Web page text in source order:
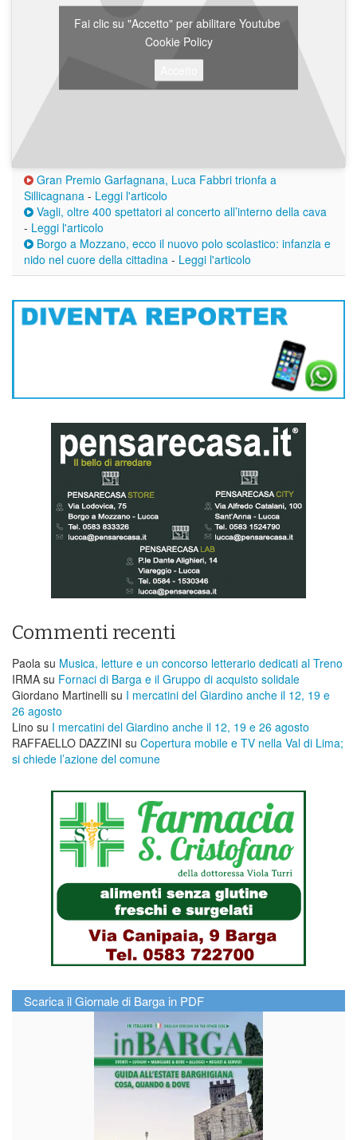
Fai clic su "Accetto" per abilitare Youtube
Cookie Policy
Gran Premio Garfagnana, Luca Fabbri trionfa a
Sillicagnana - Leggi l'articolo
Vagli, oltre 400 spettatori al concerto all’interno della cava
- Leggi l'articolo
Borgo a Mozzano, ecco il nuovo polo scolastico: infanzia e
nido nel cuore della cittadina - Leggi l'articolo
Commenti recenti
Paola su Musica, letture e un concorso letterario dedicati al Treno
IRMA su Fornaci di Barga e il Gruppo di acquisto solidale
Giordano Martinelli su I mercatini del Giardino anche il 12, 19 e
26 agosto
Lino su I mercatini del Giardino anche il 12, 19 e 26 agosto
RAFFAELLO DAZZINI su ​Copertura mobile e TV nella Val di Lima;
si chiede l’azione del comune
Scarica il Giornale di Barga in PDF